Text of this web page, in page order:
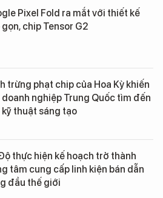
Pixel Fold ra mắt với thiết kế
gọn, chip Tensor G2
trừng phạt chip của Hoa Kỳ khiến
doanh nghiệp Trung Quốc tìm đến
kỹ thuật sáng tạo
thực hiện kế hoạch trở thành
tâm cung cấp linh kiện bán dẫn
đầu thế giới